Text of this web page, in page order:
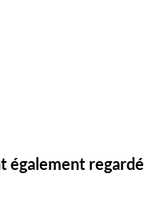
également regardé